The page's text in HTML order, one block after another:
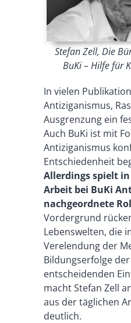
Stefan Zell, Die
BuKi – Hilfe für
In vielen
Antiziganismus,
Ausgrenzung ein
Auch BuKi ist mit
Antiziganismus
Entschiedenheit
Allerdings spielt
Arbeit bei BuKi
nachgeordnete
Vordergrund
Lebenswelten, die
Verelendung der
Bildungserfolge
entscheidenden
macht Stefan Zell
aus der täglichen
deutlich.